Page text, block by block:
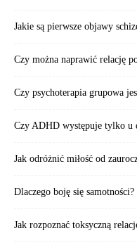
Jakie są pierwsze objawy
Czy można naprawić relację
Czy psychoterapia grupowa
Czy ADHD występuje tylko u
Jak odróżnić miłość od
Dlaczego boję się samotności?
Jak rozpoznać toksyczną